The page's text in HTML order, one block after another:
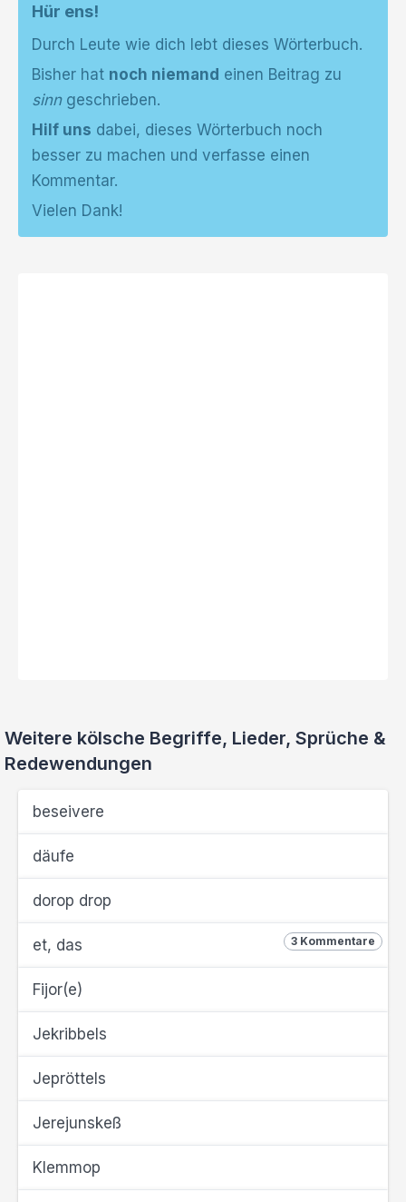
Hür ens!
Durch Leute wie dich lebt dieses Wörterbuch.
Bisher hat noch niemand einen Beitrag zu
sinngeschrieben.
Hilf uns dabei, dieses Wörterbuch noch
besser zu machen und verfasse einen
Kommentar.
Vielen Dank!
Weitere kölsche Begriffe, Lieder, Sprüche &
Redewendungen
beseivere
däufe
dorop drop
3 Kommentare
et, das
Fijor(e)
Jekribbels
Jepröttels
Jerejunskeß
Klemmop